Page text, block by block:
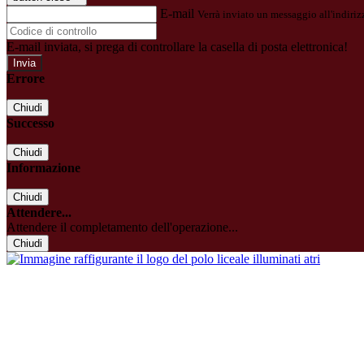
E-mail Verrà inviato un messaggio
E-mail inviata, si prega di controllare la casella di posta elettronica!
Errore
Chiudi
Successo
Chiudi
Informazione
Chiudi
Attendere...
Attendere il completamento dell'operazione...
Chiudi